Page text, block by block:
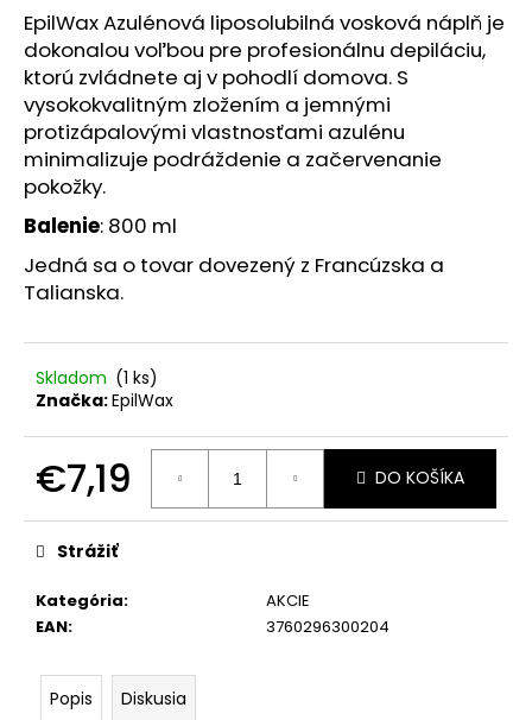
EpilWax Azulénová liposolubilná vosková náplň je
dokonalou voľbou pre profesionálnu depiláciu,
ktorú zvládnete aj v pohodlí domova. S
vysokokvalitným zložením a jemnými
protizápalovými vlastnosťami azulénu
minimalizuje podráždenie a začervenanie
pokožky.
Balenie: 800 ml
Jedná sa o tovar dovezený z Francúzska a
Talianska.
Skladom (1 ks)
Značka:EpilWax
€7,19
cena:
DO KOŠÍKA
Kategória:
AKCIE
EAN: 3760296300204
Strážiť
Popis Diskusia
r
ú
č
a
m
e
HEALTH
LABS
CARE
TRICHOLOGICKÁ
MASKA
S
NA
VLASOVÚ
175
ML,
EXP.:
04/2026
Pôvodne: